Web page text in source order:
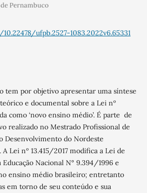
Pernambuco
ufpb.2527-1083.2022v6.65331
tem por objetivo apresentar uma síntese
e documental sobre a Lei nº
como ‘novo ensino médio’. É parte de
realizado no Mestrado Profissional de
Desenvolvimento do Nordeste
Lei nº 13.415/2017 modifica a Lei de
Educação Nacional N° 9.394/1996 e
ensino médio brasileiro; entretanto
em torno de seu conteúdo e sua